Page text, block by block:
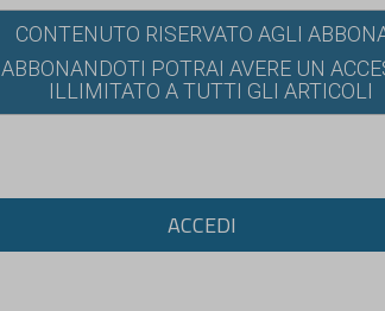
CONTENUTO RISERVATO AGLI
ABBONANDOTI POTRAI AVERE UN
ILLIMITATO A TUTTI GLI ARTICOLI
ACCEDI